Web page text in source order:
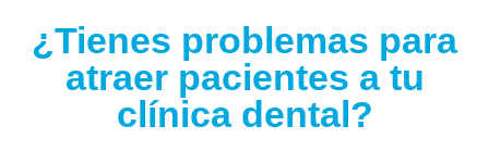
¿Tienes problemas para
atraer pacientes a tu
clínica dental?